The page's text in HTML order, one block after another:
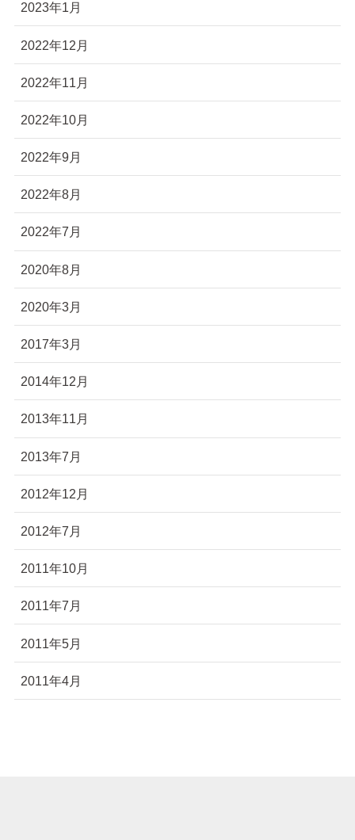
2023年1月
2022年12月
2022年11月
2022年10月
2022年9月
2022年8月
2022年7月
2020年8月
2020年3月
2017年3月
2014年12月
2013年11月
2013年7月
2012年12月
2012年7月
2011年10月
2011年7月
2011年5月
2011年4月